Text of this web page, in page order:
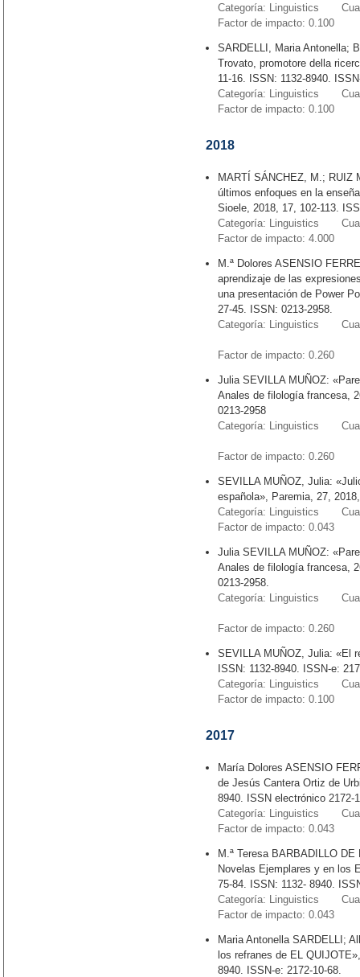
Categoría: Linguistics
Factor de impacto: 0.100
SARDELLI, Maria Antonella;
Trovato, promotore della
11-16. ISSN: 1132-8940.
Categoría: Linguistics
Factor de impacto: 0.100
2018
MARTÍ SÁNCHEZ, M.; RUIZ
últimos enfoques en la
Sioele, 2018, 17, 102-113.
Categoría: Linguistics
Factor de impacto: 4.000
M.ª Dolores ASENSIO
aprendizaje de las
una presentación de Power
27-45. ISSN: 0213-2958.
Categoría: Linguistics
Factor de impacto:
Julia SEVILLA MUÑOZ:
Anales de filología francesa,
0213-2958
Categoría: Linguistics
Factor de impacto:
SEVILLA MUÑOZ, Julia:
española», Paremia, 27,
Categoría: Linguistics
Factor de impacto: 0.043
Julia SEVILLA MUÑOZ:
Anales de filología francesa,
0213-2958.
Categoría: Linguistics
Factor de impacto:
SEVILLA MUÑOZ, Julia: «El
ISSN: 1132-8940. ISSN-e:
Categoría: Linguistics
Factor de impacto: 0.100
2017
María Dolores ASENSIO
de Jesús Cantera Ortiz de
8940. ISSN electrónico 2172-
Categoría: Linguistics
Factor de impacto: 0.043
M.ª Teresa BARBADILLO
Novelas Ejemplares y en los
75-84. ISSN: 1132- 8940.
Categoría: Linguistics
Factor de impacto: 0.043
Maria Antonella SARDELLI;
los refranes de EL
8940. ISSN-e: 2172-10-68.